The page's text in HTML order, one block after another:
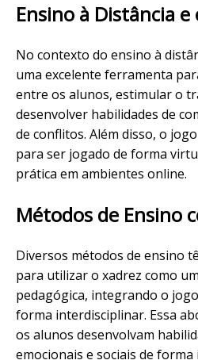
Ensino à Distância e
No contexto do ensino à
uma excelente ferramenta
entre os alunos, estimular o
desenvolver habilidades de
de conflitos. Além disso, o
para ser jogado de forma
prática em ambientes online.
Métodos de Ensino
Diversos métodos de ensino
para utilizar o xadrez como
pedagógica, integrando o
forma interdisciplinar. Essa
os alunos desenvolvam
emocionais e sociais de